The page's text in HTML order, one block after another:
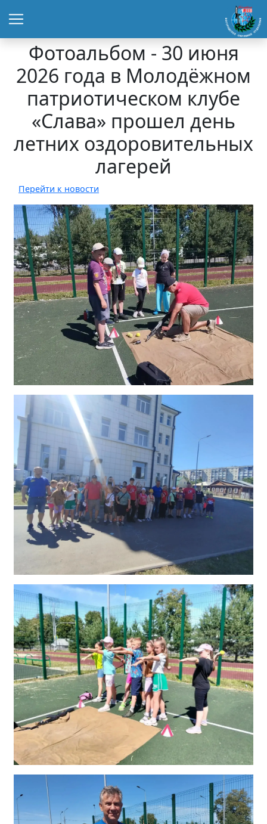
Фотоальбом - 30 июня
2026 года в Молодёжном
патриотическом клубе
«Слава» прошел день
летних оздоровительных
лагерей
Перейти к новости